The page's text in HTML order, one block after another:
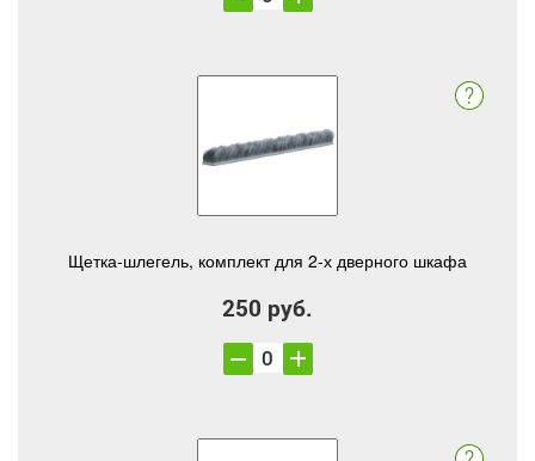
Щетка-шлегель, комплект для 2-х дверного шкафа
250 руб.